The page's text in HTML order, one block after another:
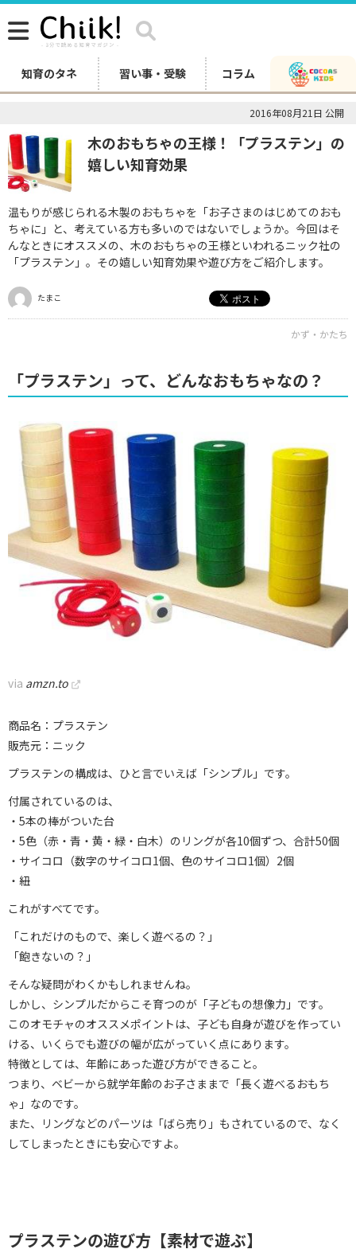
知育のタネ 習い事・受験 コラム
2016年08月21日 公開
木のおもちゃの王様！「プラステン」の
嬉しい知育効果
温もりが感じられる木製のおもちゃを「お子さまのはじめてのおも
ちゃに」と、考えている方も多いのではないでしょうか。今回はそ
んなときにオススメの、木のおもちゃの王様といわれるニック社の
「プラステン」。その嬉しい知育効果や遊び方をご紹介します。
たまこ
かず・かたち
「プラステン」って、どんなおもちゃなの？
via amzn.to
商品名：プラステン
販売元：ニック
プラステンの構成は、ひと言でいえば「シンプル」です。
付属されているのは、
・5本の棒がついた台
・5色（赤・青・黄・緑・白木）のリングが各10個ずつ、合計50個
・サイコロ（数字のサイコロ1個、色のサイコロ1個）2個
・紐
これがすべてです。
「これだけのもので、楽しく遊べるの？」
「飽きないの？」
そんな疑問がわくかもしれませんね。
しかし、シンプルだからこそ育つのが「子どもの想像力」です。
このオモチャのオススメポイントは、子ども自身が遊びを作ってい
ける、いくらでも遊びの幅が広がっていく点にあります。
特徴としては、年齢にあった遊び方ができること。
つまり、ベビーから就学年齢のお子さままで「長く遊べるおもち
ゃ」なのです。
また、リングなどのパーツは「ばら売り」もされているので、なく
してしまったときにも安心ですよ。
プラステンの遊び方【素材で遊ぶ】